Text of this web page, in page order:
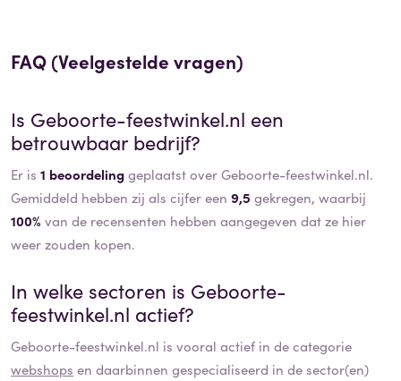
FAQ (Veelgestelde vragen)
Is Geboorte-feestwinkel.nl een
betrouwbaar bedrijf?
Er is 1 beoordelinggeplaatst over Geboorte-feestwinkel.nl.
Gemiddeld hebben zij als cijfer een 9,5 gekregen, waarbij
100% van de recensenten hebben aangegeven dat ze hier
weer zouden kopen.
In welke sectoren is Geboorte-
feestwinkel.nl actief?
Geboorte-feestwinkel.nl is vooral actief in de categorie
webshops en daarbinnen gespecialiseerd in de sector(en)